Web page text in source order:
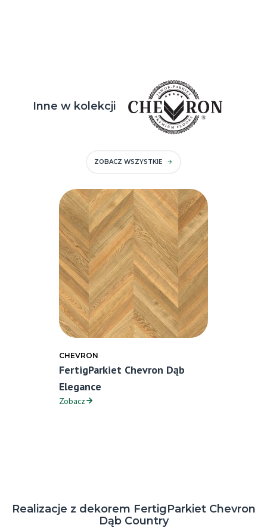
Inne w kolekcji
ZOBACZ WSZYSTKIE
CHEVRON
FertigParkiet Chevron Dąb
Elegance
Zobacz
Realizacje z dekorem FertigParkiet Chevron
Dąb Country